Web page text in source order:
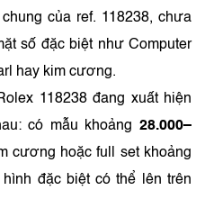
của ref. 118238, chưa
số đặc biệt như Computer
hay kim cương.
118238 đang xuất hiện
có mẫu khoảng 28.000–
cương hoặc full set khoảng
đặc biệt có thể lên trên